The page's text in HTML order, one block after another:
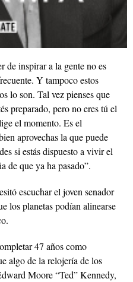
de inspirar a la gente no es
Y tampoco estos
lo son. Tal vez pienses que
preparado, pero no eres tú el
el momento. Es el
aprovechas la que puede
si estás dispuesto a vivir el
de que ya ha pasado”.
escuchar el joven senador
los planetas podían alinearse
47 años como
algo de la relojería de los
Moore “Ted” Kennedy,